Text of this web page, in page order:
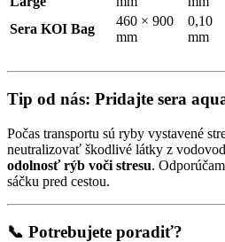
Sera KOI Bag
460 × 900
mm
0,10
mm
Tip od nás: Pridajte sera
Počas transportu sú ryby vystavené
neutralizovať škodlivé látky z
odolnosť rýb voči stresu.
sáčku pred cestou.
📞 Potrebujete poradiť?